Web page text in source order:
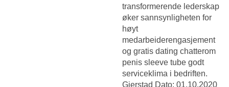
transformerende lederskap
øker sannsynligheten for
høyt
medarbeiderengasjement
og gratis dating chatterom
penis sleeve tube godt
serviceklima i bedriften.
Gjerstad Dato: 01.10.2020